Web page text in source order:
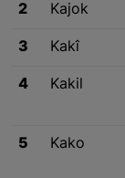
2 Kajok
3 Kakî
4 Kakil
5 Kako